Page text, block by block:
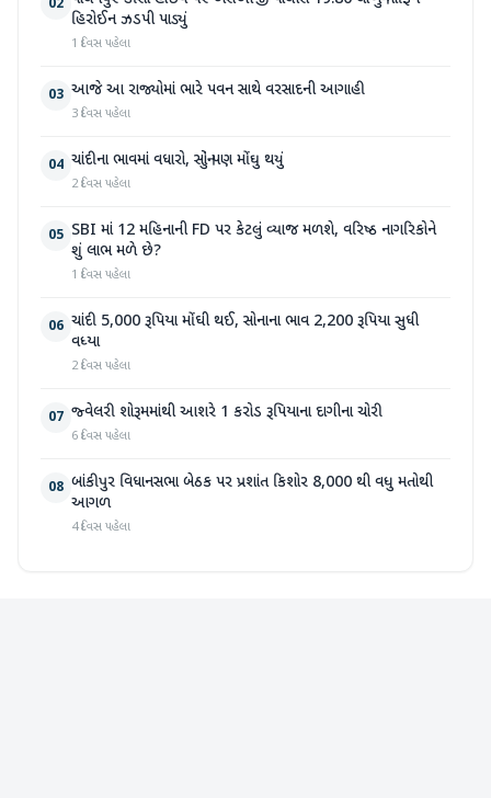
02
હિરોઈન ઝડપી પાડ્યું
1 દિવસ પહેલા
03 આજે આ રાજ્યોમાં ભારે પવન સાથે વરસાદની આગાહી
3 દિવસ પહેલા
04 ચાંદીના ભાવમાં વધારો, સોનું પણ મોંઘુ થયું
2 દિવસ પહેલા
05 SBI માં 12 મહિનાની FD પર કેટલું વ્યાજ મળશે, વરિષ્ઠ નાગરિકોને
શું લાભ મળે છે?
1 દિવસ પહેલા
06 ચાંદી 5,000 રૂપિયા મોંઘી થઈ, સોનાના ભાવ 2,200 રૂપિયા સુધી
વધ્યા
2 દિવસ પહેલા
07 જ્વેલરી શોરૂમમાંથી આશરે 1 કરોડ રૂપિયાના દાગીના ચોરી
6 દિવસ પહેલા
08 બાંકીપુર વિધાનસભા બેઠક પર પ્રશાંત કિશોર 8,000 થી વધુ મતોથી
આગળ
4 દિવસ પહેલા